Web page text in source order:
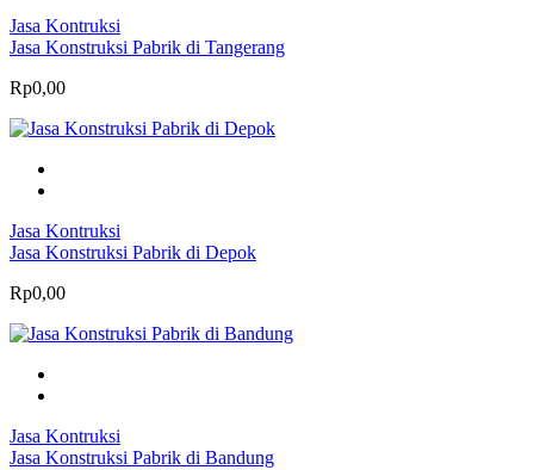
Jasa Kontruksi
Jasa Konstruksi Pabrik di Tangerang
Rp0,00
Jasa Kontruksi
Jasa Konstruksi Pabrik di Depok
Rp0,00
Jasa Kontruksi
Jasa Konstruksi Pabrik di Bandung